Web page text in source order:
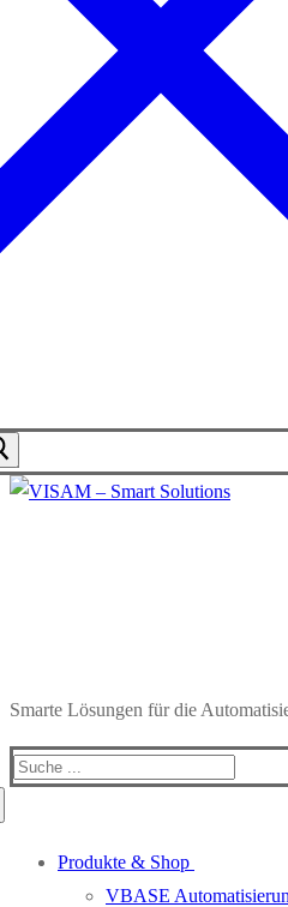
Smarte Lösungen für die
Search
Produkte & Shop
VBASE